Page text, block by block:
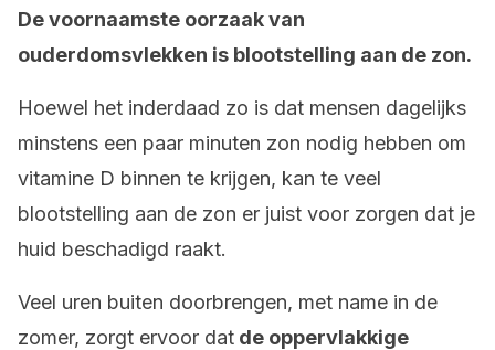
De voornaamste oorzaak van
ouderdomsvlekken is blootstelling aan de zon.
Hoewel het inderdaad zo is dat mensen dagelijks
minstens een paar minuten zon nodig hebben om
vitamine D binnen te krijgen, kan te veel
blootstelling aan de zon er juist voor zorgen dat je
huid beschadigd raakt.
Veel uren buiten doorbrengen, met name in de
zomer, zorgt ervoor dat de oppervlakkige